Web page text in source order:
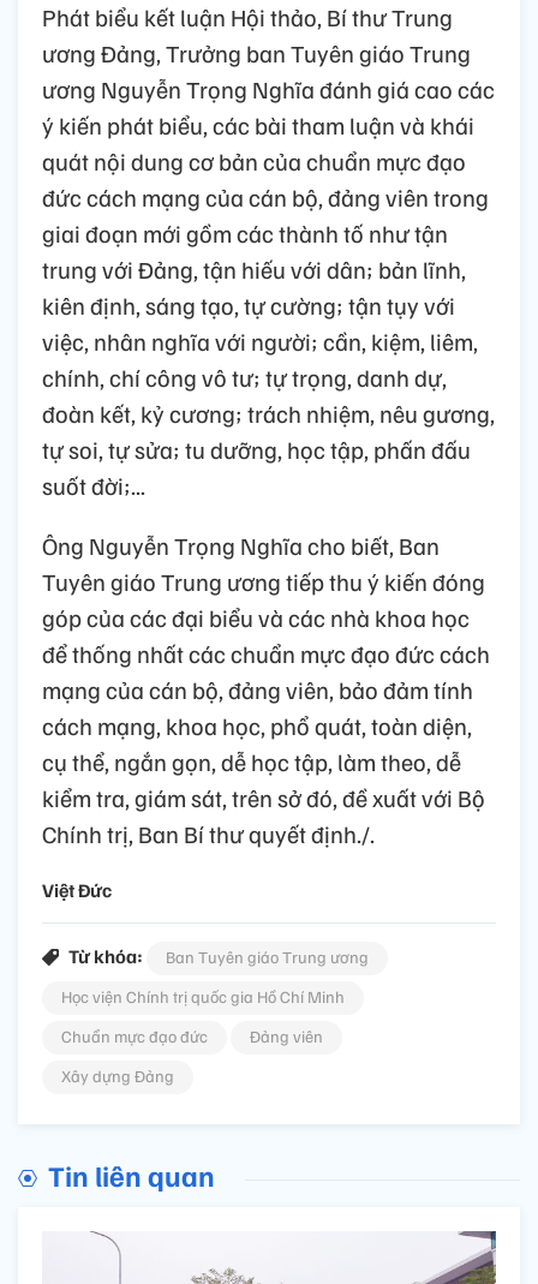
Phát biểu kết luận Hội thảo, Bí thư Trung
ương Đảng, Trưởng ban Tuyên giáo Trung
ương Nguyễn Trọng Nghĩa đánh giá cao các
ý kiến phát biểu, các bài tham luận và khái
quát nội dung cơ bản của chuẩn mực đạo
đức cách mạng của cán bộ, đảng viên trong
giai đoạn mới gồm các thành tố như tận
trung với Đảng, tận hiếu với dân; bản lĩnh,
kiên định, sáng tạo, tự cường; tận tụy với
việc, nhân nghĩa với người; cần, kiệm, liêm,
chính, chí công vô tư; tự trọng, danh dự,
đoàn kết, kỷ cương; trách nhiệm, nêu gương,
tự soi, tự sửa; tu dưỡng, học tập, phấn đấu
suốt đời;...
Ông Nguyễn Trọng Nghĩa cho biết, Ban
Tuyên giáo Trung ương tiếp thu ý kiến đóng
góp của các đại biểu và các nhà khoa học
để thống nhất các chuẩn mực đạo đức cách
mạng của cán bộ, đảng viên, bảo đảm tính
cách mạng, khoa học, phổ quát, toàn diện,
cụ thể, ngắn gọn, dễ học tập, làm theo, dễ
kiểm tra, giám sát, trên sở đó, đề xuất với Bộ
Chính trị, Ban Bí thư quyết định./.
Việt Đức
Từ khóa:
Ban Tuyên giáo Trung ương
Học viện Chính trị quốc gia Hồ Chí Minh
Chuẩn mực đạo đức
Đảng viên
Xây dựng Đảng
Tin liên quan